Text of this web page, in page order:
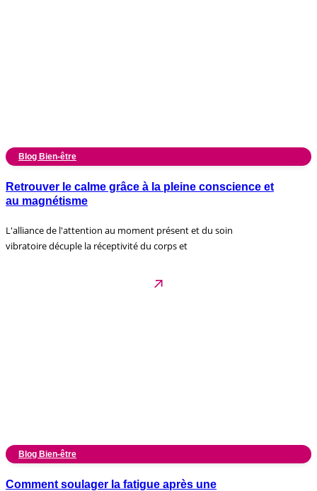
Blog Bien-être
Retrouver le calme grâce à la pleine conscience et
au magnétisme
L'alliance de l'attention au moment présent et du soin
vibratoire décuple la réceptivité du corps et
Blog Bien-être
Comment soulager la fatigue après une